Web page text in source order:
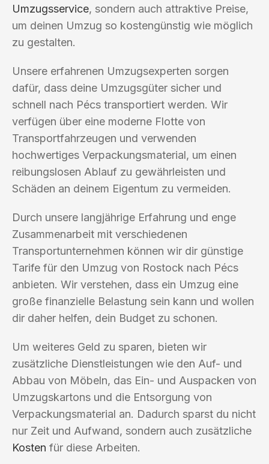
Umzugsservice, sondern auch attraktive Preise,
um deinen Umzug so kostengünstig wie möglich
zu gestalten.
Unsere erfahrenen Umzugsexperten sorgen
dafür, dass deine Umzugsgüter sicher und
schnell nach Pécs transportiert werden. Wir
verfügen über eine moderne Flotte von
Transportfahrzeugen und verwenden
hochwertiges Verpackungsmaterial, um einen
reibungslosen Ablauf zu gewährleisten und
Schäden an deinem Eigentum zu vermeiden.
Durch unsere langjährige Erfahrung und enge
Zusammenarbeit mit verschiedenen
Transportunternehmen können wir dir günstige
Tarife für den Umzug von Rostock nach Pécs
anbieten. Wir verstehen, dass ein Umzug eine
große finanzielle Belastung sein kann und wollen
dir daher helfen, dein Budget zu schonen.
Um weiteres Geld zu sparen, bieten wir
zusätzliche Dienstleistungen wie den Auf- und
Abbau von Möbeln, das Ein- und Auspacken von
Umzugskartons und die Entsorgung von
Verpackungsmaterial an. Dadurch sparst du nicht
nur Zeit und Aufwand, sondern auch zusätzliche
Kosten für diese Arbeiten.